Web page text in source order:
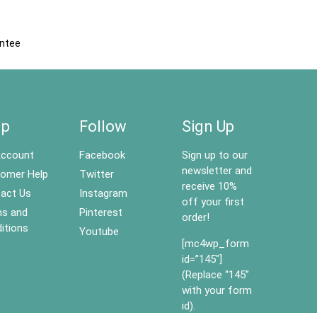
Help
Us
and
Follow
Facebook
Twitter
Instagram
Pinterest
Youtube
Sign Up
Sign up to our
newsletter and
receive 10%
off your first
order!
[mc4wp_form
id=”145″]
(Replace “145”
with your form
id).